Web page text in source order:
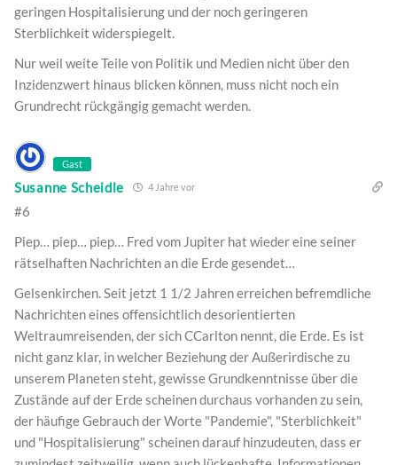
geringen Hospitalisierung und der noch geringeren
Sterblichkeit widerspiegelt.
Nur weil weite Teile von Politik und Medien nicht über den
Inzidenzwert hinaus blicken können, muss nicht noch ein
Grundrecht rückgängig gemacht werden.
Gast
Susanne Scheidle 4 Jahre vor
#6
Piep… piep… piep… Fred vom Jupiter hat wieder eine seiner
rätselhaften Nachrichten an die Erde gesendet…
Gelsenkirchen. Seit jetzt 1 1/2 Jahren erreichen befremdliche
Nachrichten eines offensichtlich desorientierten
Weltraumreisenden, der sich CCarlton nennt, die Erde. Es ist
nicht ganz klar, in welcher Beziehung der Außerirdische zu
unserem Planeten steht, gewisse Grundkenntnisse über die
Zustände auf der Erde scheinen durchaus vorhanden zu sein,
der häufige Gebrauch der Worte "Pandemie", "Sterblichkeit"
und "Hospitalisierung" scheinen darauf hinzudeuten, dass er